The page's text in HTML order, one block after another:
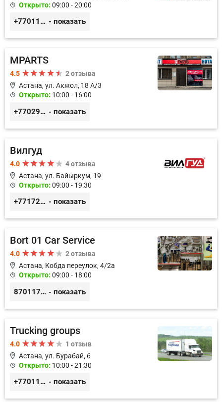
Открыто: 09:00 - 20:00
+77011248780 - показать
MPARTS
4.5
2 отзыва
Астана, ул. Акжол, 18 А/3
Открыто: 10:00 - 16:00
+77029352979 - показать
Вилгуд
4.0
4 отзыва
Астана, ул. Байыркум, 19
Открыто: 09:00 - 19:30
+77172978380 - показать
Bort 01 Car Service
4.0
2 отзыва
Астана, Кобда переулок, 4/2а
Открыто: 09:00 - 18:00
87011754444 - показать
Trucking groups
4.0
1 отзыв
Астана, ул. Бурабай, 6
Открыто: 10:00 - 21:30
+77011245925 - показать